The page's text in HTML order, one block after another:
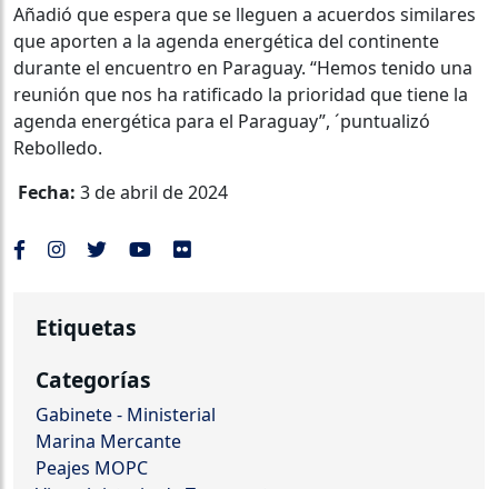
Añadió que espera que se lleguen a acuerdos similares
que aporten a la agenda energética del continente
durante el encuentro en Paraguay. “Hemos tenido una
reunión que nos ha ratificado la prioridad que tiene la
agenda energética para el Paraguay”, ´puntualizó
Rebolledo.
Fecha: 3 de abril de 2024
Etiquetas
Categorías
Gabinete - Ministerial
Marina Mercante
Peajes MOPC